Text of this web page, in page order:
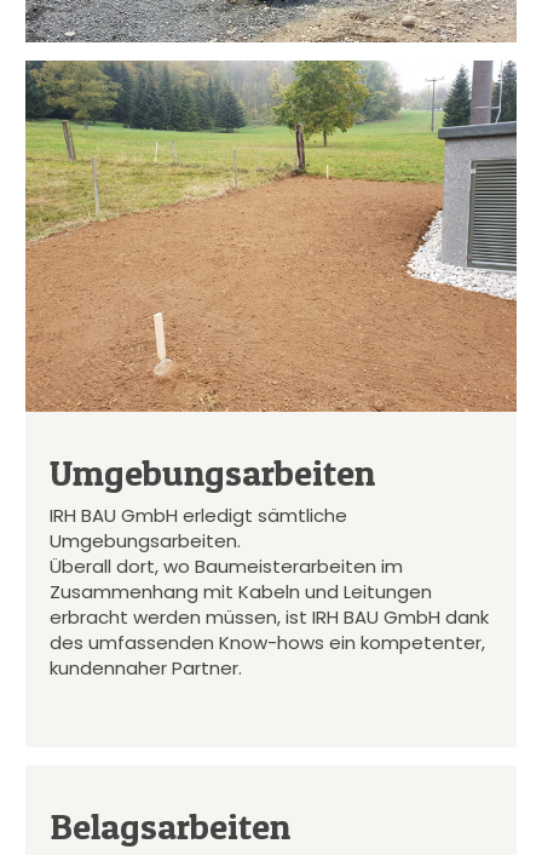
Umgebungsarbeiten
IRH BAU GmbH erledigt sämtliche
Umgebungsarbeiten.
Überall dort, wo Baumeisterarbeiten im
Zusammenhang mit Kabeln und Leitungen
erbracht werden müssen, ist IRH BAU GmbH dank
des umfassenden Know-hows ein kompetenter,
kundennaher Partner.
Belagsarbeiten